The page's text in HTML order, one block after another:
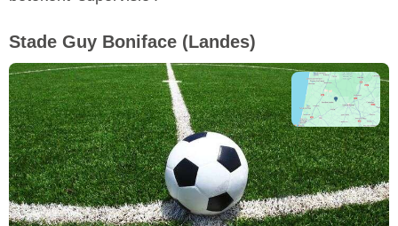
Stade Guy Boniface (Landes)